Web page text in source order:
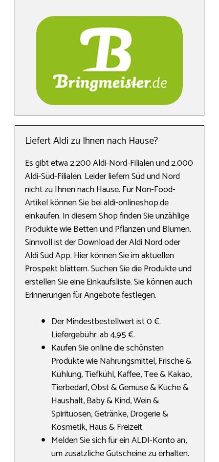
Liefert Aldi zu Ihnen nach Hause?
Es gibt etwa 2.200 Aldi-Nord-Filialen und 2.000
Aldi-Süd-Filialen. Leider liefern Süd und Nord
nicht zu Ihnen nach Hause. Für Non-Food-
Artikel können Sie bei aldi-onlineshop.de
einkaufen. In diesem Shop finden Sie unzählige
Produkte wie Betten und Pflanzen und Blumen.
Sinnvoll ist der Download der Aldi Nord oder
Aldi Süd App. Hier können Sie im aktuellen
Prospekt blättern. Suchen Sie die Produkte und
erstellen Sie eine Einkaufsliste. Sie können auch
Erinnerungen für Angebote festlegen.
Der Mindestbestellwert ist 0 €.
Liefergebühr: ab 4,95 €.
Kaufen Sie online die schönsten
Produkte wie Nahrungs­mittel, Frische &
Kühlung, Tiefkühl, Kaffee, Tee & Kakao,
Tierbedarf, Obst & Gemüse & Küche &
Haushalt, Baby & Kind, Wein &
Spirituosen, Getränke, Drogerie &
Kosmetik, Haus & Freizeit.
Melden Sie sich für ein ALDI-Konto an,
um zusätzliche Gutscheine zu erhalten.